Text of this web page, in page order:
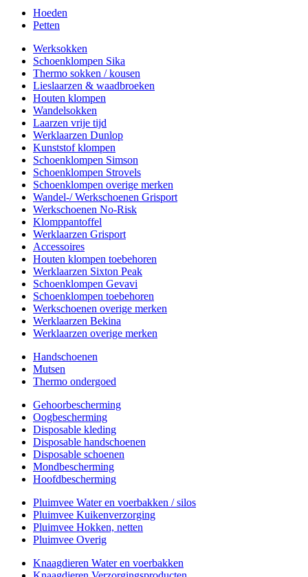
Hoeden
Petten
Werksokken
Schoenklompen Sika
Thermo sokken / kousen
Lieslaarzen & waadbroeken
Houten klompen
Wandelsokken
Laarzen vrije tijd
Werklaarzen Dunlop
Kunststof klompen
Schoenklompen Simson
Schoenklompen Strovels
Schoenklompen overige merken
Wandel-/ Werkschoenen Grisport
Werkschoenen No-Risk
Klomppantoffel
Werklaarzen Grisport
Accessoires
Houten klompen toebehoren
Werklaarzen Sixton Peak
Schoenklompen Gevavi
Schoenklompen toebehoren
Werkschoenen overige merken
Werklaarzen Bekina
Werklaarzen overige merken
Handschoenen
Mutsen
Thermo ondergoed
Gehoorbescherming
Oogbescherming
Disposable kleding
Disposable handschoenen
Disposable schoenen
Mondbescherming
Hoofdbescherming
Pluimvee Water en voerbakken / silos
Pluimvee Kuikenverzorging
Pluimvee Hokken, netten
Pluimvee Overig
Knaagdieren Water en voerbakken